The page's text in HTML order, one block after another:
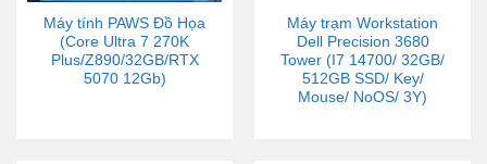
Máy tính PAWS Đồ Họa
(Core Ultra 7 270K
Plus/Z890/32GB/RTX
5070 12Gb)
Máy trạm Workstation
Dell Precision 3680
Tower (I7 14700/ 32GB/
512GB SSD/ Key/
Mouse/ NoOS/ 3Y)